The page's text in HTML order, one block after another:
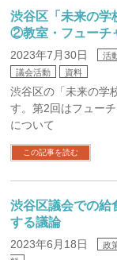
渋谷区「未来の学
②教室・フューチ
2023年7月30日 活
議会活動
資料
渋谷区の「未来の学
す。第2回はフュー
について
この記事を読む
渋谷区議会での給
する議論
2023年6月18日 政